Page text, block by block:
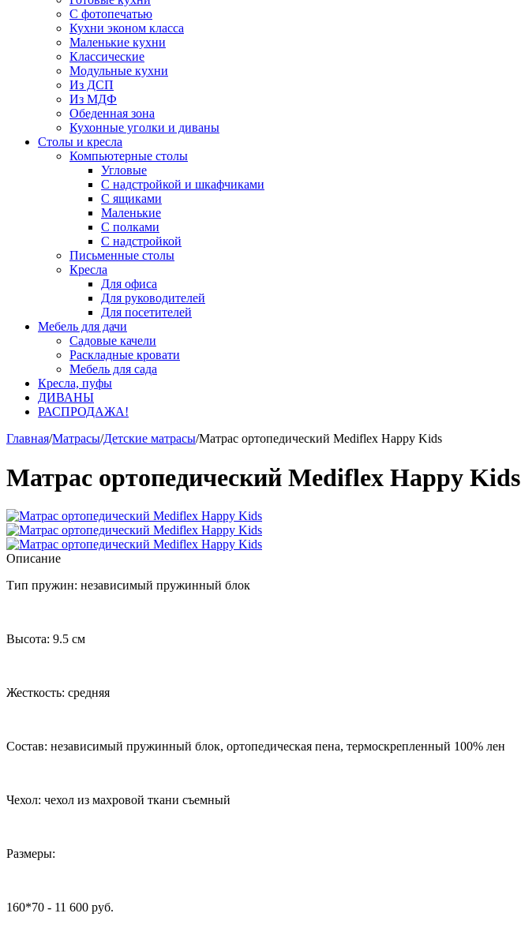
С фотопечатью
Кухни эконом класса
Маленькие кухни
Классические
Модульные кухни
Из ДСП
Из МДФ
Обеденная зона
Кухонные уголки и диваны
Столы и кресла
Компьютерные столы
Угловые
С надстройкой и шкафчиками
С ящиками
Маленькие
С полками
С надстройкой
Письменные столы
Кресла
Для офиса
Для руководителей
Для посетителей
Мебель для дачи
Садовые качели
Раскладные кровати
Мебель для сада
Кресла, пуфы
ДИВАНЫ
РАСПРОДАЖА!
Главная/Матрасы/Детские матрасы/Матрас ортопедический Mediflex Happy Kids
Матрас ортопедический Mediflex Happy Kids
Описание
Тип пружин: независимый пружинный блок
Высота: 9.5 см
Жесткость: средняя
Состав: независимый пружинный блок, ортопедическая пена, термоскрепленный 100% лен
Чехол: чехол из махровой ткани съемный
Размеры:
160*70 - 11 600 руб.